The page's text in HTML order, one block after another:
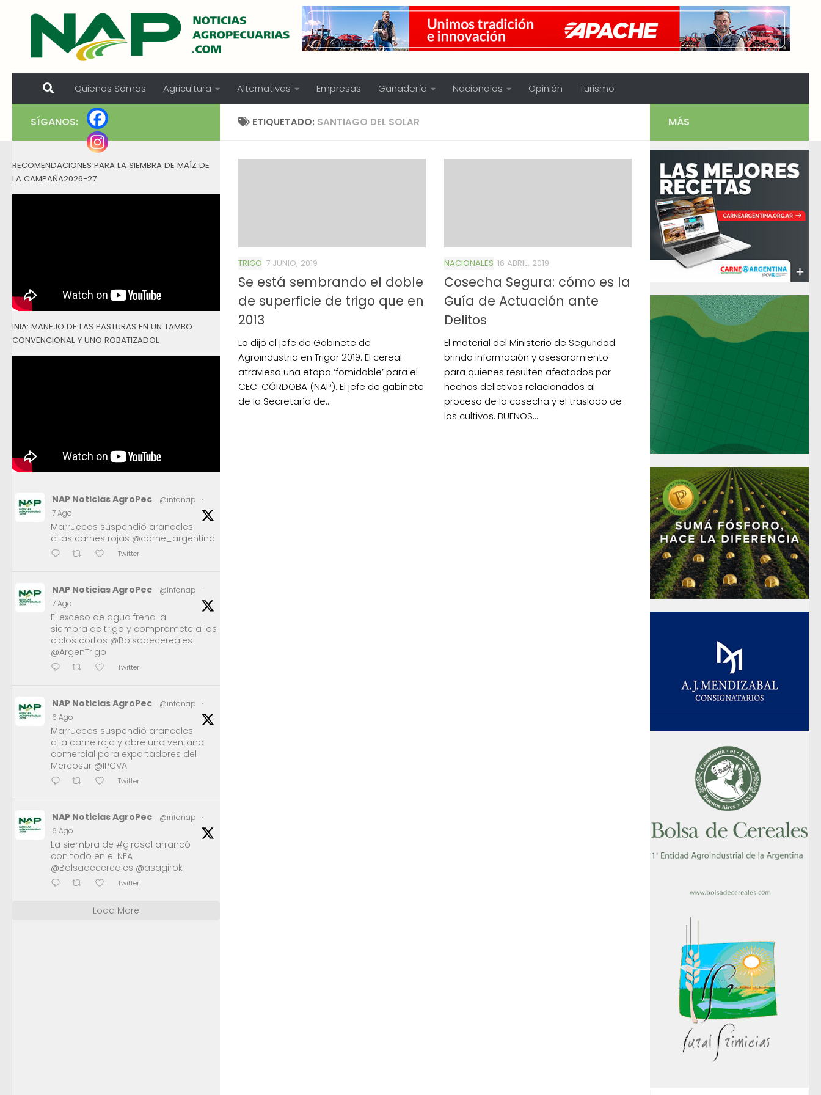
Skip to content
Quienes Somos Agricultura Alternativas Empresas Ganadería Nacionales Opinión Turismo
ETIQUETADO: SANTIAGO DEL SOLAR
TRIGO 7 JUNIO, 2019
Se está sembrando el doble
de superficie de trigo que en
2013
Lo dijo el jefe de Gabinete de
Agroindustria en Trigar 2019. El cereal
atraviesa una etapa ‘fomidable’ para el
CEC. CÓRDOBA (NAP). El jefe de gabinete
de la Secretaría de...
NACIONALES 16 ABRIL, 2019
Cosecha Segura: cómo es la
Guía de Actuación ante
Delitos
El material del Ministerio de Seguridad
brinda información y asesoramiento
para quienes resulten afectados por
hechos delictivos relacionados al
proceso de la cosecha y el traslado de
los cultivos. BUENOS...
SÍGANOS:
RECOMENDACIONES PARA LA SIEMBRA DE MAÍZ DE
LA CAMPAÑA2026-27
INIA: MANEJO DE LAS PASTURAS EN UN TAMBO
CONVENCIONAL Y UNO ROBATIZADOL
NAP Noticias AgroPec @infonap
·
7 Ago
Marruecos suspendió aranceles
a las carnes rojas @carne_argentina
Twitter
NAP Noticias AgroPec @infonap
·
7 Ago
El exceso de agua frena la
siembra de trigo y compromete a los
ciclos cortos @Bolsadecereales
@ArgenTrigo
Twitter
NAP Noticias AgroPec @infonap
·
6 Ago
Marruecos suspendió aranceles
a la carne roja y abre una ventana
comercial para exportadores del
Mercosur @IPCVA
Twitter
NAP Noticias AgroPec @infonap
·
6 Ago
La siembra de #girasol arrancó
con todo en el NEA
@Bolsadecereales @asagirok
Twitter
Load More
MÁS